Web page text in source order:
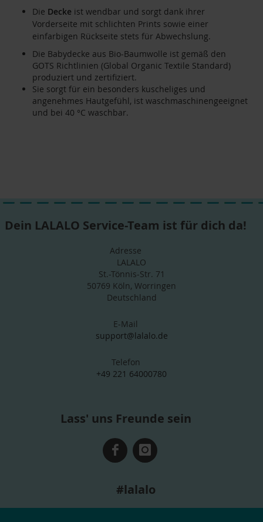
Die Decke ist wendbar und sorgt dank ihrer
Vorderseite mit schlichten Prints sowie einer
einfarbigen Rückseite stets für Abwechslung.
Die Babydecke aus Bio-Baumwolle ist gemäß den
GOTS Richtlinien (Global Organic Textile Standard)
produziert und zertifiziert.
Sie sorgt für ein besonders kuscheliges und
angenehmes Hautgefühl, ist waschmaschinengeeignet
und bei 40 °C waschbar.
Dein LALALO Service-Team ist für dich da!
Adresse
LALALO
St.-Tönnis-Str. 71
50769 Köln, Worringen
Deutschland
E-Mail
support@lalalo.de
Telefon
+49 221 64000780
Lass' uns Freunde sein
#lalalo